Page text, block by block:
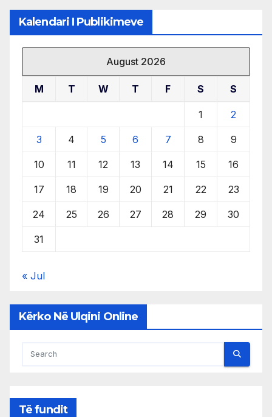
Kalendari I Publikimeve
August 2026
M T W T F S S
1 2
3 4 5 6 7 8 9
10 11 12 13 14 15 16
17 18 19 20 21 22 23
24 25 26 27 28 29 30
31
« Jul
Kërko Në Ulqini Online
Të fundit